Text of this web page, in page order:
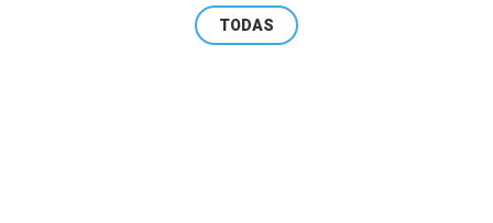
TODAS